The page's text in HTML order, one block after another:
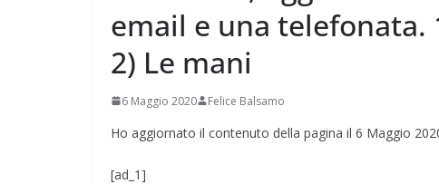
email e una telefonata.
2) Le mani
6 Maggio 2020 Felice Balsamo
Ho aggiornato il contenuto della pagina il 6 Maggio
[ad_1]